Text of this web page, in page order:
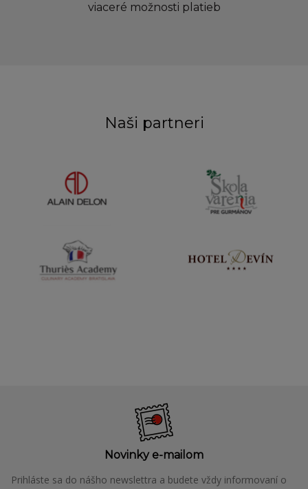
viaceré možnosti platieb
Naši partneri
Novinky e-mailom
Prihláste sa do nášho newslettra a budete vždy informovaní o